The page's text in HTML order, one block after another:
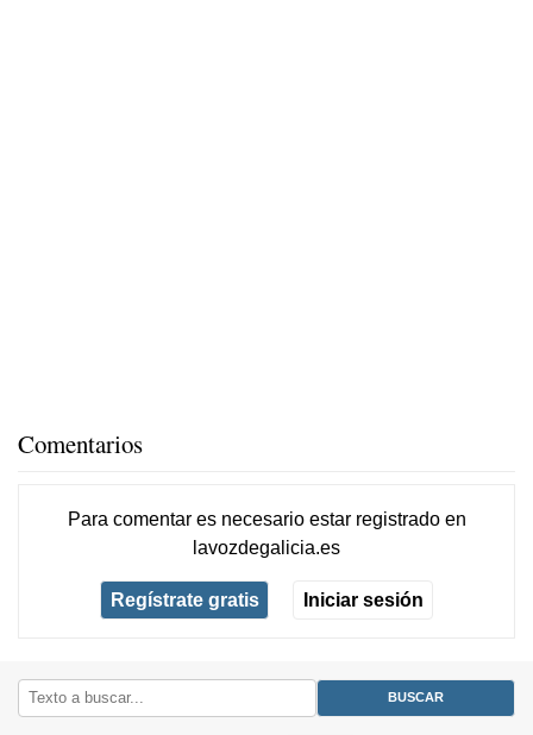
Comentarios
Para comentar es necesario estar registradoen
lavozdegalicia.es
Regístrate gratis Iniciar sesión